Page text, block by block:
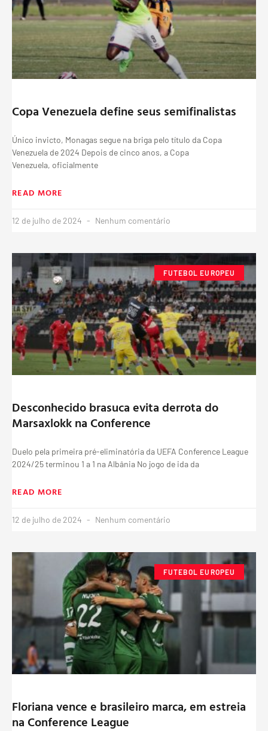
Copa Venezuela define seus semifinalistas
Único invicto, Monagas segue na briga pelo título da Copa
Venezuela de 2024 Depois de cinco anos, a Copa
Venezuela, oficialmente
READ MORE
12 de julho de 2024 Nenhum comentário
FUTEBOL EUROPEU
Desconhecido brasuca evita derrota do
Marsaxlokk na Conference
Duelo pela primeira pré-eliminatória da UEFA Conference League
2024/25 terminou 1 a 1 na Albânia No jogo de ida da
READ MORE
12 de julho de 2024 Nenhum comentário
FUTEBOL EUROPEU
Floriana vence e brasileiro marca, em estreia
na Conference League